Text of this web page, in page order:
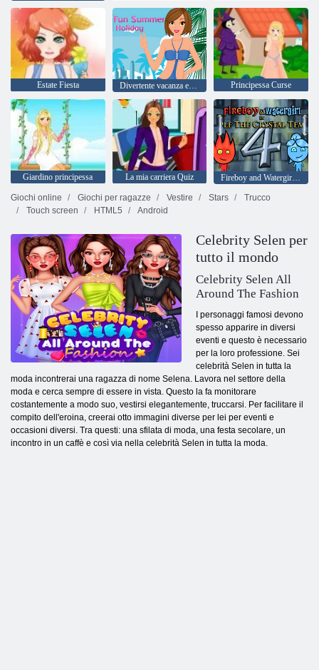
Estate Fiesta Divertente vacanza estiva Principessa Curse
Giardino principessa La mia carriera Quiz
Fireboy and Watergirl 4: Tempio di Cristallo
Giochi online
Giochi per ragazze Vestire Stars
Trucco
Touch screen
HTML5 Android
Celebrity Selen per
tutto il mondo
Celebrity Selen All
Around The Fashion
I personaggi famosi devono
spesso apparire in diversi
eventi e questo è necessario
per la loro professione. Sei
celebrità Selen in tutta la
moda incontrerai una ragazza di nome Selena. Lavora nel settore della
moda e cerca sempre di essere in vista. Questo la fa monitorare
costantemente a modo suo, vestirsi elegantemente, truccarsi. Per facilitare il
compito dell'eroina, creerai otto immagini diverse per lei per eventi e
occasioni diversi. Tra questi: una sfilata di moda, una festa secolare, un
incontro in un caffè e così via nella celebrità Selen in tutta la moda.